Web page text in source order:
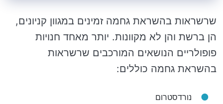
שרשראות בהשראת גחמה זמינים במגוון קניונים,
הן ברשת והן לא מקוונות. יותר מאחד חנויות
פופולריים הנושאים המורכבים שרשראות
בהשראת גחמה כוללים:
נורדסטרום